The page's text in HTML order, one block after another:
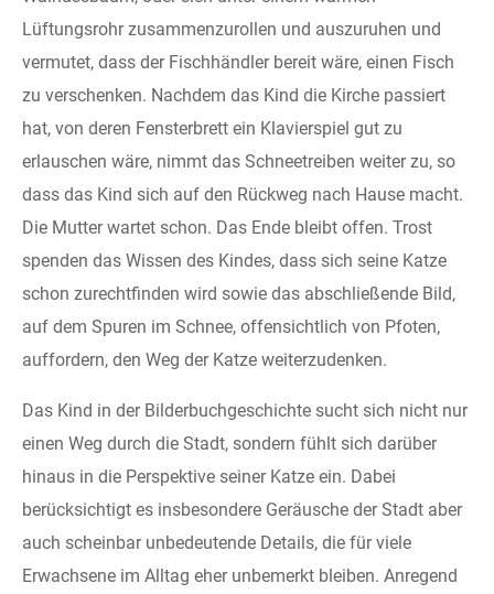
Lüftungsrohr zusammenzurollen und auszuruhen und
vermutet, dass der Fischhändler bereit wäre, einen Fisch
zu verschenken. Nachdem das Kind die Kirche passiert
hat, von deren Fensterbrett ein Klavierspiel gut zu
erlauschen wäre, nimmt das Schneetreiben weiter zu, so
dass das Kind sich auf den Rückweg nach Hause macht.
Die Mutter wartet schon. Das Ende bleibt offen. Trost
spenden das Wissen des Kindes, dass sich seine Katze
schon zurechtfinden wird sowie das abschließende Bild,
auf dem Spuren im Schnee, offensichtlich von Pfoten,
auffordern, den Weg der Katze weiterzudenken.
Das Kind in der Bilderbuchgeschichte sucht sich nicht nur
einen Weg durch die Stadt, sondern fühlt sich darüber
hinaus in die Perspektive seiner Katze ein. Dabei
berücksichtigt es insbesondere Geräusche der Stadt aber
auch scheinbar unbedeutende Details, die für viele
Erwachsene im Alltag eher unbemerkt bleiben. Anregend